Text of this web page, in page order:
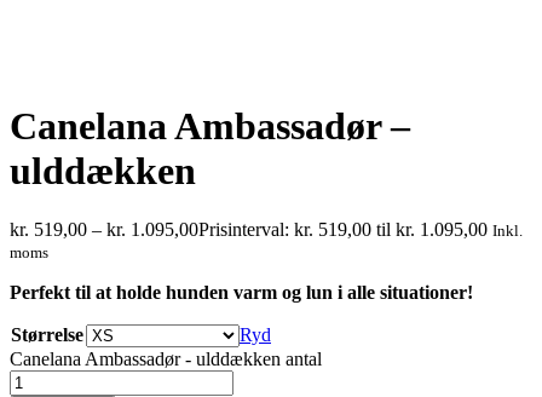
Canelana Ambassadør –
ulddækken
kr. 519,00 – kr. 1.095,00Prisinterval: kr. 519,00 til kr. 1.095,00 Inkl.
moms
Perfekt til at holde hunden varm og lun i alle situationer!
Størrelse
Ryd
Canelana Ambassadør - ulddækken antal